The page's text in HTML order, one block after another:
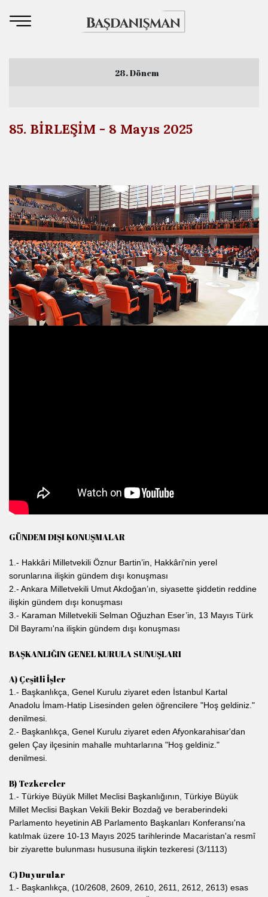
28. Dönem
4. Yasama Yılı
85. BİRLEŞİM - 8 Mayıs 2025
GÜNDEM DIŞI KONUŞMALAR
1.- Hakkâri Milletvekili Öznur Bartin’in, Hakkâri'nin yerel
sorunlarına ilişkin gündem dışı konuşması
2.- Ankara Milletvekili Umut Akdoğan’ın, siyasette şiddetin reddine
ilişkin gündem dışı konuşması
3.- Karaman Milletvekili Selman Oğuzhan Eser’in, 13 Mayıs Türk
Dil Bayramı'na ilişkin gündem dışı konuşması
BAŞKANLIĞIN GENEL KURULA SUNUŞLARI
A) Çeşitli İşler
1.- Başkanlıkça, Genel Kurulu ziyaret eden İstanbul Kartal
Anadolu İmam-Hatip Lisesinden gelen öğrencilere "Hoş geldiniz."
denilmesi.
2.- Başkanlıkça, Genel Kurulu ziyaret eden Afyonkarahisar'dan
gelen Çay ilçesinin mahalle muhtarlarına "Hoş geldiniz."
denilmesi.
B) Tezkereler
1.- Türkiye Büyük Millet Meclisi Başkanlığının, Türkiye Büyük
Millet Meclisi Başkan Vekili Bekir Bozdağ ve beraberindeki
Parlamento heyetinin AB Parlamento Başkanları Konferansı'na
katılmak üzere 10-13 Mayıs 2025 tarihlerinde Macaristan'a resmî
bir ziyarette bulunması hususuna ilişkin tezkeresi (3/1113)
C) Duyurular
1.- Başkanlıkça, (10/2608, 2609, 2610, 2611, 2612, 2613) esas